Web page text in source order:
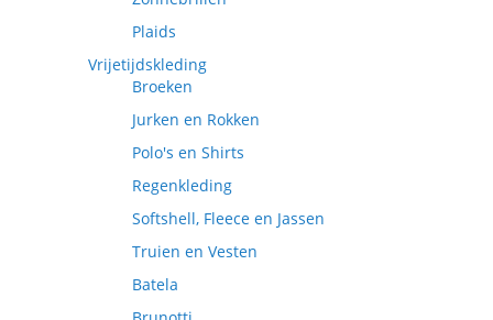
Plaids
Vrijetijdskleding
Broeken
Jurken en Rokken
Polo's en Shirts
Regenkleding
Softshell, Fleece en Jassen
Truien en Vesten
Batela